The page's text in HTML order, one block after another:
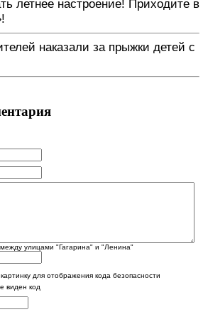
летнее настроение! Приходите в
наказали за прыжки детей с
улицами "Гагарина" и "Ленина"
виден код